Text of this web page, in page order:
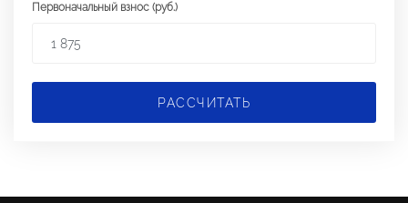
Первоначальный взнос (руб.)
РАССЧИТАТЬ